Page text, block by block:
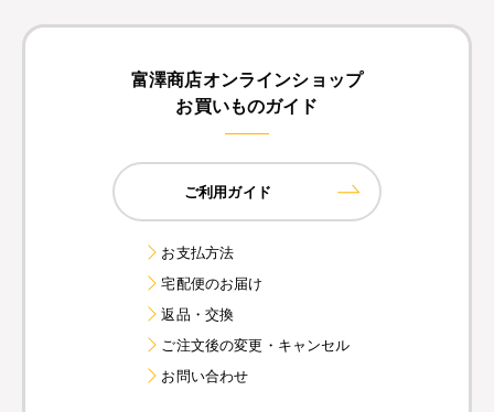
富澤商店オンラインショップ
お買いものガイド
ご利用ガイド
お支払方法
宅配便のお届け
返品・交換
ご注文後の変更・キャンセル
お問い合わせ